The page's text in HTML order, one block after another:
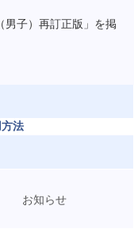
男子）再訂正版」を掲
法
お知らせ